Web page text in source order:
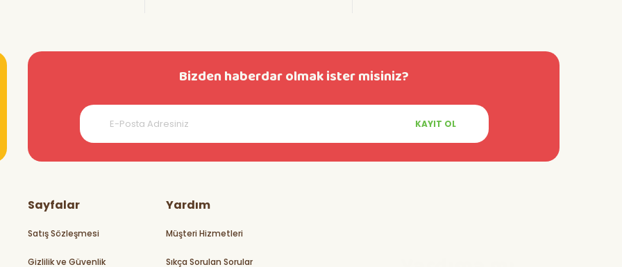
Bizden haberdar olmak ister misiniz?
KAYIT OL
Sayfalar
Satış Sözleşmesi
Gizlilik ve Güvenlik
Yardım
Müşteri Hizmetleri
Sıkça Sorulan Sorular